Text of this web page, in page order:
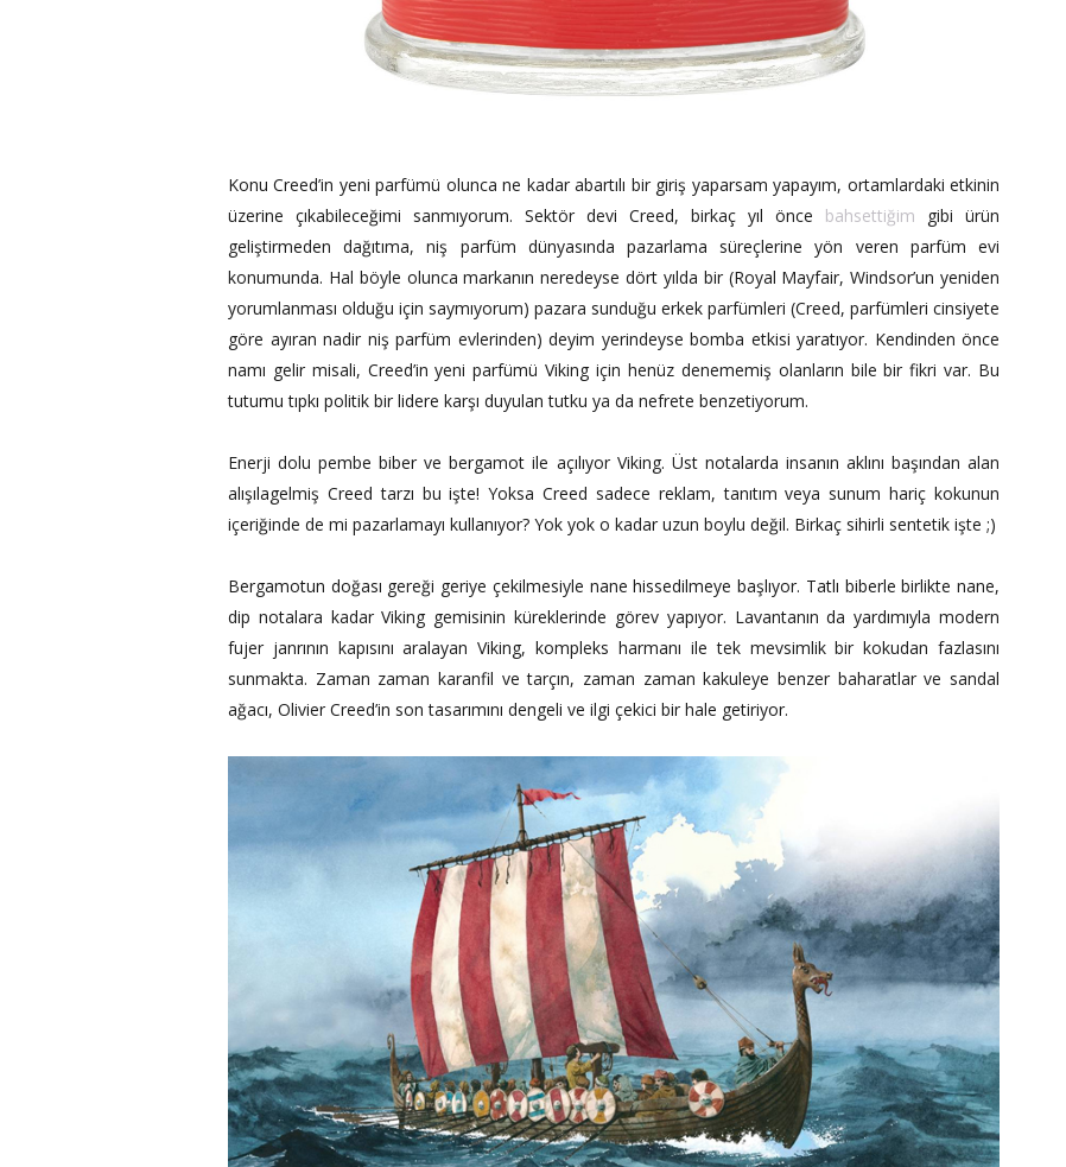
Konu Creed’in yeni parfümü olunca ne kadar abartılı bir giriş yaparsam yapayım, ortamlardaki etkinin
üzerine çıkabileceğimi sanmıyorum. Sektör devi Creed, birkaç yıl önce bahsettiğim gibi ürün
geliştirmeden dağıtıma, niş parfüm dünyasında pazarlama süreçlerine yön veren parfüm evi
konumunda. Hal böyle olunca markanın neredeyse dört yılda bir (Royal Mayfair, Windsor’un yeniden
yorumlanması olduğu için saymıyorum) pazara sunduğu erkek parfümleri (Creed, parfümleri cinsiyete
göre ayıran nadir niş parfüm evlerinden) deyim yerindeyse bomba etkisi yaratıyor. Kendinden önce
namı gelir misali, Creed’in yeni parfümü Viking için henüz denememiş olanların bile bir fikri var. Bu
tutumu tıpkı politik bir lidere karşı duyulan tutku ya da nefrete benzetiyorum.
Enerji dolu pembe biber ve bergamot ile açılıyor Viking. Üst notalarda insanın aklını başından alan
alışılagelmiş Creed tarzı bu işte! Yoksa Creed sadece reklam, tanıtım veya sunum hariç kokunun
içeriğinde de mi pazarlamayı kullanıyor? Yok yok o kadar uzun boylu değil. Birkaç sihirli sentetik işte ;)
Bergamotun doğası gereği geriye çekilmesiyle nane hissedilmeye başlıyor. Tatlı biberle birlikte nane,
dip notalara kadar Viking gemisinin küreklerinde görev yapıyor. Lavantanın da yardımıyla modern
fujer janrının kapısını aralayan Viking, kompleks harmanı ile tek mevsimlik bir kokudan fazlasını
sunmakta. Zaman zaman karanfil ve tarçın, zaman zaman kakuleye benzer baharatlar ve sandal
ağacı, Olivier Creed’in son tasarımını dengeli ve ilgi çekici bir hale getiriyor.